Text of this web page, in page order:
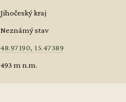
Jihočeský kraj
Neznámý stav
48.97190, 15.47389
493 m n.m.